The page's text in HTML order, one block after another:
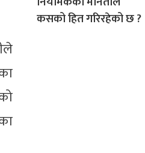
कसको हित गरिरहेको छ ?